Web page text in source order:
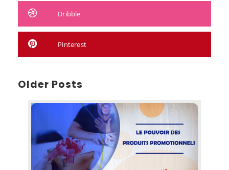
Dribble
Pinterest
Older Posts